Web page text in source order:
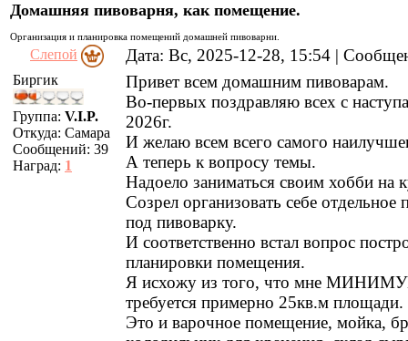
Домашняя пивоварня, как помещение.
Организация и планировка помещений домашней пивоварни.
Слепой Дата: Вс, 2025-12-28, 15:54 |
Биргик
Группа: V.I.P.
Откуда: Самара
Сообщений: 39
Наград: 1
Привет всем домашним пивоварам.
Во-первых поздравляю всех с
2026г.
И желаю всем всего самого
А теперь к вопросу темы.
Надоело заниматься своим хобби на
Созрел организовать себе отдельное
под пивоварку.
И соответственно встал вопрос
планировки помещения.
Я исхожу из того, что мне
требуется примерно 25кв.м площади.
Это и варочное помещение, мойка,